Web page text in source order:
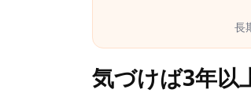
長
気づけば3年以